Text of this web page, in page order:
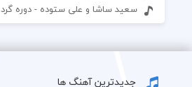
سعید ساشا و علی ستوده - دوره گرد
جدیدترین آهنگ ها